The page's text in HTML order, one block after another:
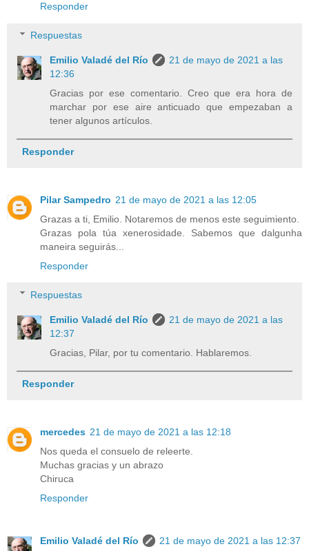
Responder
Respuestas
Emilio Valadé del Río
21 de mayo de 2021 a las
12:36
Gracias por ese comentario. Creo que era hora de
marchar por ese aire anticuado que empezaban a
tener algunos artículos.
Responder
Pilar Sampedro 21 de mayo de 2021 a las 12:05
Grazas a ti, Emilio. Notaremos de menos este seguimiento.
Grazas pola túa xenerosidade. Sabemos que dalgunha
maneira seguirás...
Responder
Respuestas
Emilio Valadé del Río
21 de mayo de 2021 a las
12:37
Gracias, Pilar, por tu comentario. Hablaremos.
Responder
mercedes 21 de mayo de 2021 a las 12:18
Nos queda el consuelo de releerte.
Muchas gracias y un abrazo
Chiruca
Responder
Emilio Valadé del Río 21 de mayo de 2021 a las 12:37